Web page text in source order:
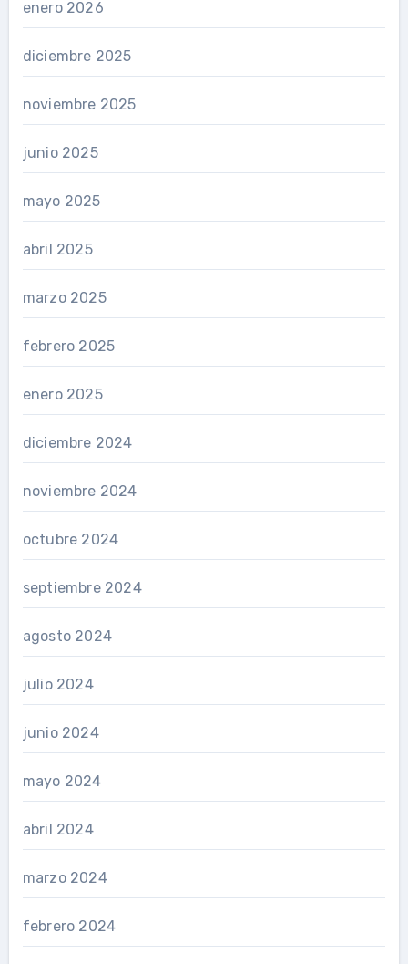
enero 2026
diciembre 2025
noviembre 2025
junio 2025
mayo 2025
abril 2025
marzo 2025
febrero 2025
enero 2025
diciembre 2024
noviembre 2024
octubre 2024
septiembre 2024
agosto 2024
julio 2024
junio 2024
mayo 2024
abril 2024
marzo 2024
febrero 2024